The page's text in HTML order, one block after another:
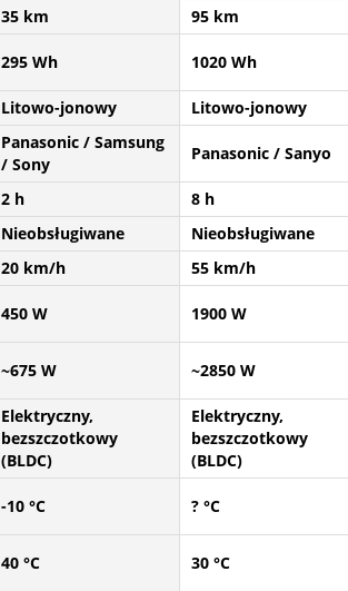
35 km 95 km
295 Wh 1020 Wh
Litowo-jonowy Litowo-jonowy
Panasonic / Samsung
/ Sony
Panasonic / Sanyo
2 h 8 h
Nieobsługiwane Nieobsługiwane
20 km/h 55 km/h
450 W 1900 W
~675 W ~2850 W
Elektryczny,
bezszczotkowy
(BLDC)
Elektryczny,
bezszczotkowy
(BLDC)
-10 °C ? °C
40 °C 30 °C